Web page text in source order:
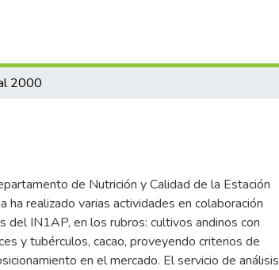
2000
de Nutrición y Calidad de la Estación
ha realizado varias actividades en colaboración
del IN1AP, en los rubros: cultivos andinos con
y tubérculos, cacao, proveyendo criterios de
en el mercado. El servicio de análisis